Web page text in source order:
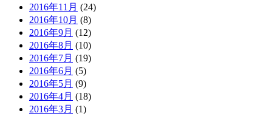
2016年11月 (24)
2016年10月 (8)
2016年9月 (12)
2016年8月 (10)
2016年7月 (19)
2016年6月 (5)
2016年5月 (9)
2016年4月 (18)
2016年3月 (1)